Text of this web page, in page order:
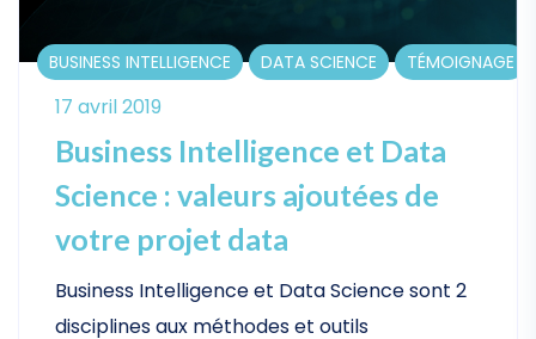
BUSINESS INTELLIGENCE DATA SCIENCE TÉMOIGNAGE
17 avril 2019
Business Intelligence et Data
Science : valeurs ajoutées de
votre projet data
Business Intelligence et Data Science sont 2
disciplines aux méthodes et outils